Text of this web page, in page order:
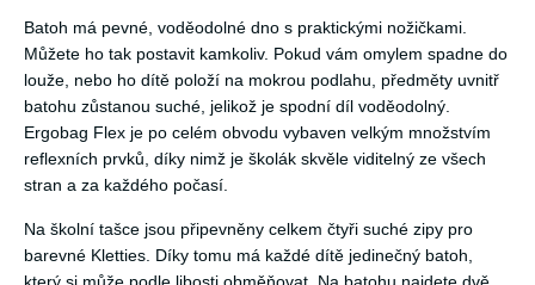
Batoh má pevné, voděodolné dno s praktickými nožičkami.
Můžete ho tak postavit kamkoliv. Pokud vám omylem spadne do
louže, nebo ho dítě položí na mokrou podlahu, předměty uvnitř
batohu zůstanou suché, jelikož je spodní díl voděodolný.
Ergobag Flex je po celém obvodu vybaven velkým množstvím
reflexních prvků, díky nimž je školák skvěle viditelný ze všech
stran a za každého počasí.
Na školní tašce jsou připevněny celkem čtyři suché zipy pro
barevné Kletties. Díky tomu má každé dítě jedinečný batoh,